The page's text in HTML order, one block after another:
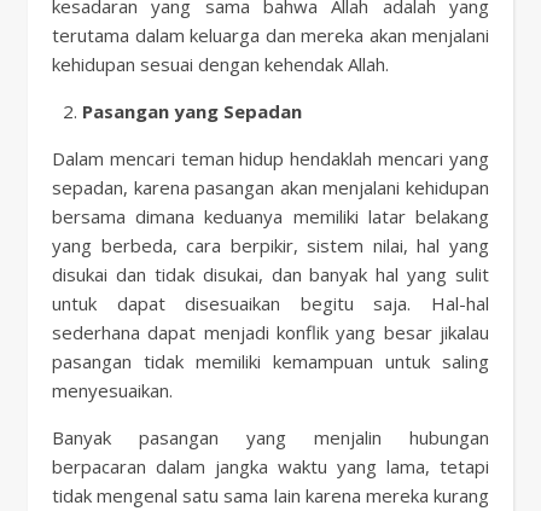
kesadaran yang sama bahwa Allah adalah yang
terutama dalam keluarga dan mereka akan menjalani
kehidupan sesuai dengan kehendak Allah.
Pasangan yang Sepadan
Dalam mencari teman hidup hendaklah mencari yang
sepadan, karena pasangan akan menjalani kehidupan
bersama dimana keduanya memiliki latar belakang
yang berbeda, cara berpikir, sistem nilai, hal yang
disukai dan tidak disukai, dan banyak hal yang sulit
untuk dapat disesuaikan begitu saja. Hal-hal
sederhana dapat menjadi konflik yang besar jikalau
pasangan tidak memiliki kemampuan untuk saling
menyesuaikan.
Banyak pasangan yang menjalin hubungan
berpacaran dalam jangka waktu yang lama, tetapi
tidak mengenal satu sama lain karena mereka kurang